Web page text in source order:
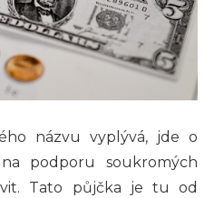
názvu vyplývá, jde o
podporu soukromých
Tato půjčka je tu od